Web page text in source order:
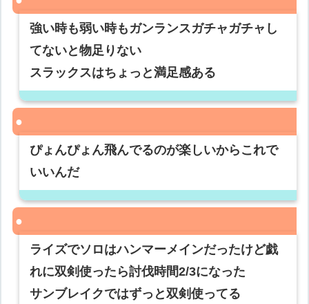
強い時も弱い時もガンランスガチャガチャし
てないと物足りない
スラックスはちょっと満足感ある
ぴょんぴょん飛んでるのが楽しいからこれで
いいんだ
ライズでソロはハンマーメインだったけど戯
れに双剣使ったら討伐時間2/3になった
サンブレイクではずっと双剣使ってる